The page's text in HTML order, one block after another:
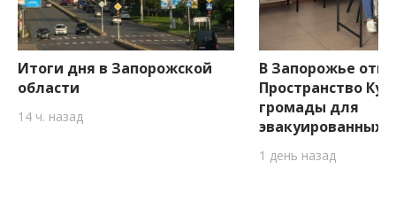
Итоги дня в Запорожской
области
14 ч. назад
В Запорожье
Пространство
громады для
эвакуированных
1 день назад